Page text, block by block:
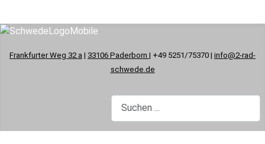
Frankfurter Weg 32 a | 33106 Paderborn | +49 5251/75370 | info@2-rad-
schwede.de